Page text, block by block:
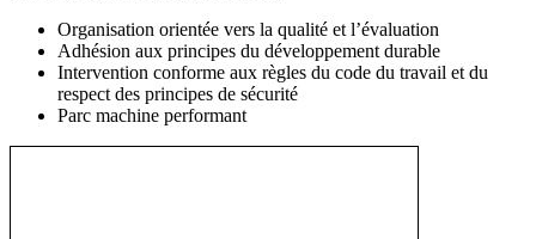
Organisation orientée vers la qualité et l’évaluation
Adhésion aux principes du développement durable
Intervention conforme aux règles du code du travail et du
respect des principes de sécurité
Parc machine performant